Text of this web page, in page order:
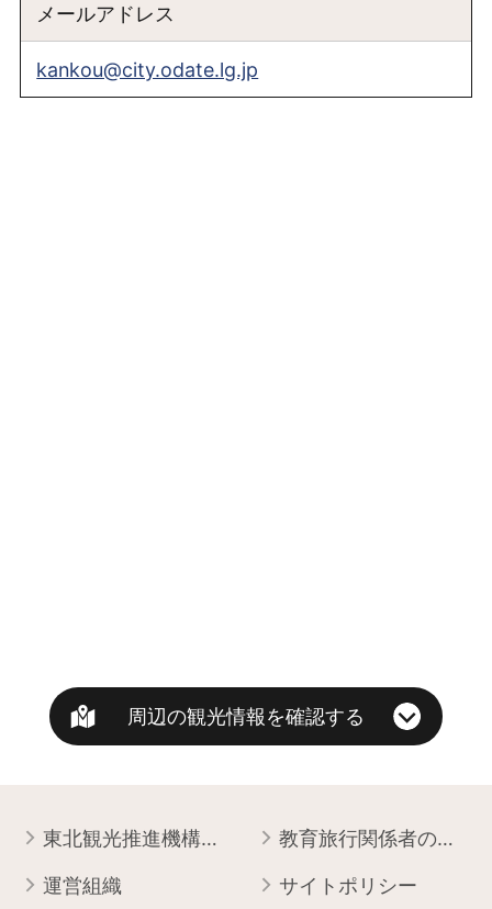
メールアドレス
kankou@city.odate.lg.jp
周辺の観光情報を確認する
東北観光推進機構について 教育旅行関係者の皆様へ
運営組織 サイトポリシー